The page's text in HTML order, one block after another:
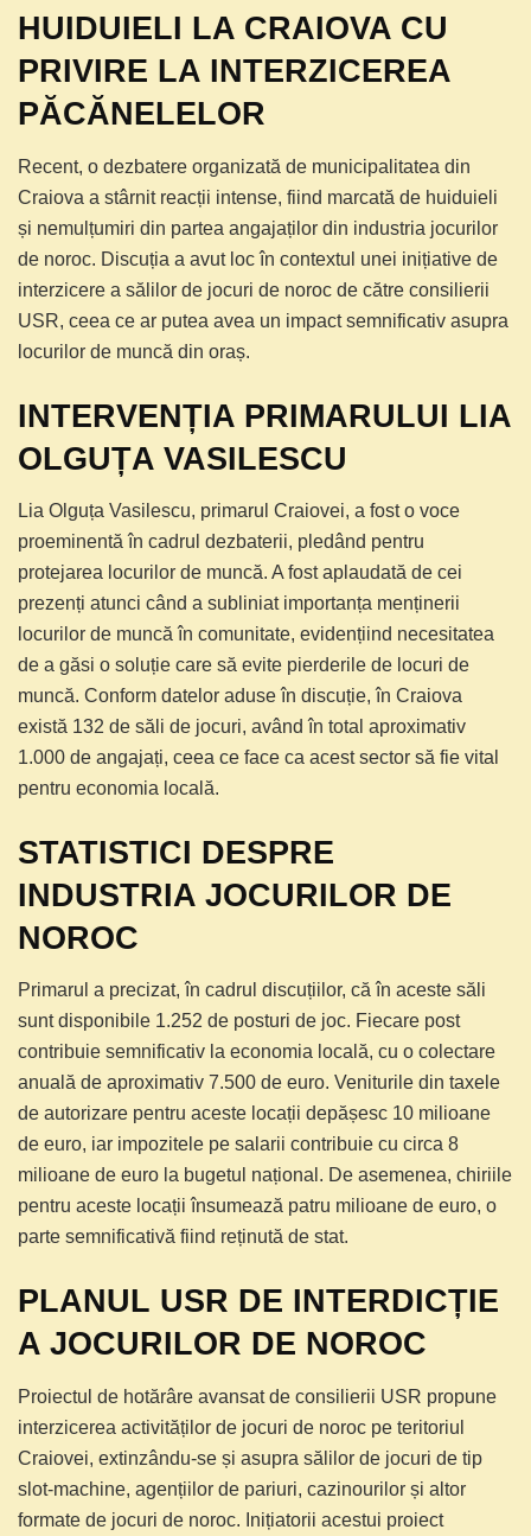
HUIDUIELI LA CRAIOVA CU
PRIVIRE LA INTERZICEREA
PĂCĂNELELOR
Recent, o dezbatere organizată de municipalitatea din
Craiova a stârnit reacții intense, fiind marcată de huiduieli
și nemulțumiri din partea angajaților din industria jocurilor
de noroc. Discuția a avut loc în contextul unei inițiative de
interzicere a sălilor de jocuri de noroc de către consilierii
USR, ceea ce ar putea avea un impact semnificativ asupra
locurilor de muncă din oraș.
INTERVENȚIA PRIMARULUI LIA
OLGUȚA VASILESCU
Lia Olguța Vasilescu, primarul Craiovei, a fost o voce
proeminentă în cadrul dezbaterii, pledând pentru
protejarea locurilor de muncă. A fost aplaudată de cei
prezenți atunci când a subliniat importanța menținerii
locurilor de muncă în comunitate, evidențiind necesitatea
de a găsi o soluție care să evite pierderile de locuri de
muncă. Conform datelor aduse în discuție, în Craiova
există 132 de săli de jocuri, având în total aproximativ
1.000 de angajați, ceea ce face ca acest sector să fie vital
pentru economia locală.
STATISTICI DESPRE
INDUSTRIA JOCURILOR DE
NOROC
Primarul a precizat, în cadrul discuțiilor, că în aceste săli
sunt disponibile 1.252 de posturi de joc. Fiecare post
contribuie semnificativ la economia locală, cu o colectare
anuală de aproximativ 7.500 de euro. Veniturile din taxele
de autorizare pentru aceste locații depășesc 10 milioane
de euro, iar impozitele pe salarii contribuie cu circa 8
milioane de euro la bugetul național. De asemenea, chiriile
pentru aceste locații însumează patru milioane de euro, o
parte semnificativă fiind reținută de stat.
PLANUL USR DE INTERDICȚIE
A JOCURILOR DE NOROC
Proiectul de hotărâre avansat de consilierii USR propune
interzicerea activităților de jocuri de noroc pe teritoriul
Craiovei, extinzându-se și asupra sălilor de jocuri de tip
slot-machine, agențiilor de pariuri, cazinourilor și altor
formate de jocuri de noroc. Inițiatorii acestui proiect